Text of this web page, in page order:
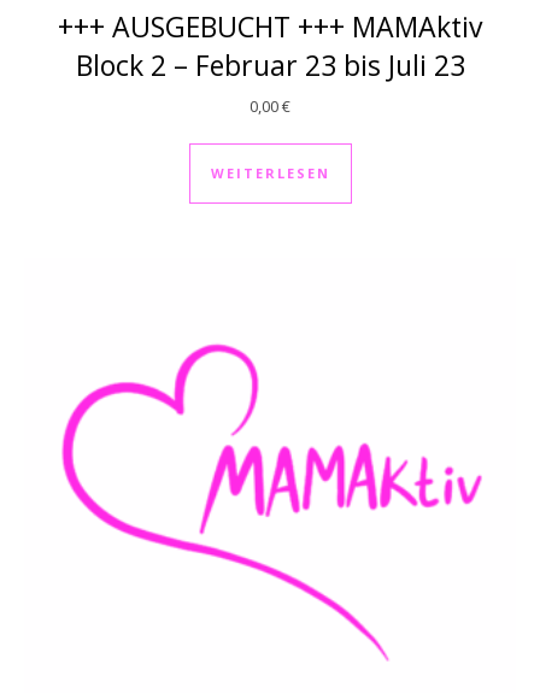
+++ AUSGEBUCHT +++ MAMAktiv
Block 2 – Februar 23 bis Juli 23
0,00€
WEITERLESEN